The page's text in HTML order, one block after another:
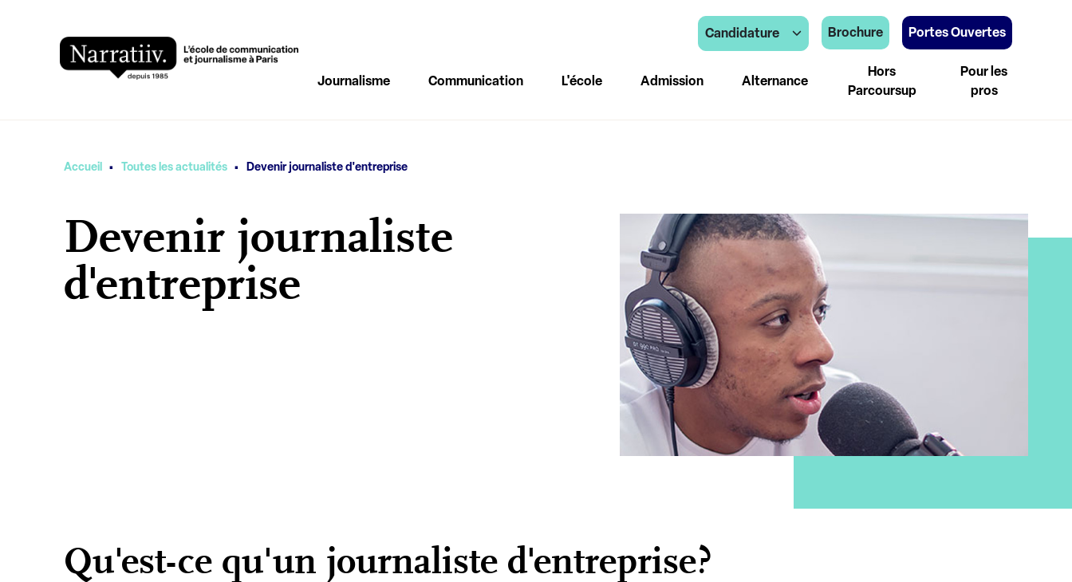
Vous êtes ici
Accueil · Toutes les actualités · Devenir journaliste d'entreprise
Devenir journaliste
d'entreprise
Qu'est-ce qu'un journaliste d'entreprise?
Candidature Brochure Portes Ouvertes
Journalisme Communication L'école Admission Alternance
Hors
Parcoursup
Pour les
pros